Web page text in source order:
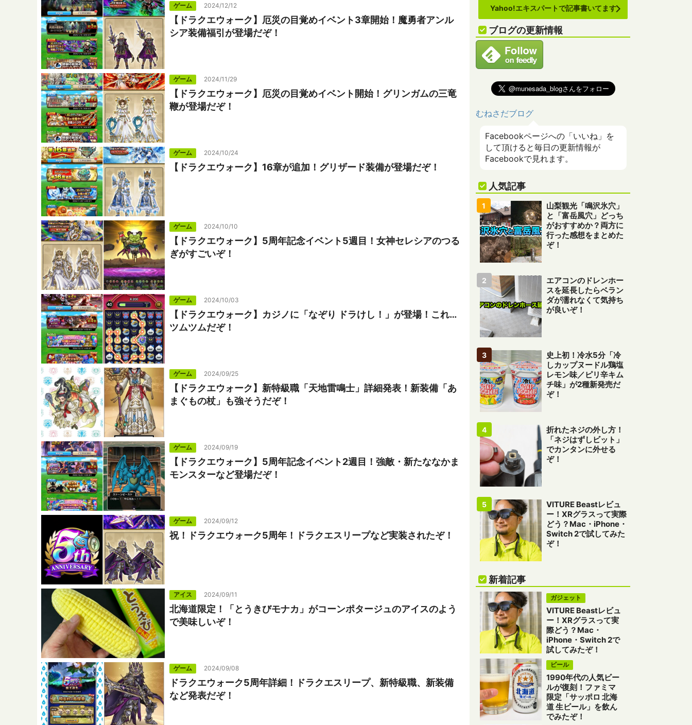
ゲーム 2024/12/12
【ドラクエウォーク】厄災の目覚めイベント3章開始！魔勇者アンル
シア装備福引が登場だぞ！
ゲーム 2024/11/29
【ドラクエウォーク】厄災の目覚めイベント開始！グリンガムの三竜
鞭が登場だぞ！
ゲーム 2024/10/24
【ドラクエウォーク】16章が追加！グリザード装備が登場だぞ！
ゲーム 2024/10/10
【ドラクエウォーク】5周年記念イベント5週目！女神セレシアのつる
ぎがすごいぞ！
ゲーム 2024/10/03
【ドラクエウォーク】カジノに「なぞり ドラけし！」が登場！これ…
ツムツムだぞ！
ゲーム 2024/09/25
【ドラクエウォーク】新特級職「天地雷鳴士」詳細発表！新装備「あ
まぐもの杖」も強そうだぞ！
ゲーム 2024/09/19
【ドラクエウォーク】5周年記念イベント2週目！強敵・新たななかま
モンスターなど登場だぞ！
ゲーム 2024/09/12
祝！ドラクエウォーク5周年！ドラクエスリープなど実装されたぞ！
アイス 2024/09/11
北海道限定！「とうきびモナカ」がコーンポタージュのアイスのよう
で美味しいぞ！
ゲーム 2024/09/08
ドラクエウォーク5周年詳細！ドラクエスリープ、新特級職、新装備
など発表だぞ！
Yahoo!エキスパートで記事書いてます
ブログの更新情報
むねさだブログ
Facebookページへの「いいね」を
して頂けると毎日の更新情報が
Facebookで見れます。
人気記事
山梨観光「鳴沢氷穴」
と「富岳風穴」どっち
がおすすめか？両方に
行った感想をまとめた
ぞ！
エアコンのドレンホー
スを延長したらベラン
ダが濡れなくて気持ち
が良いぞ！
史上初！冷水5分「冷
しカップヌードル鶏塩
レモン味／ピリ辛キム
チ味」が2種新発売だ
ぞ！
折れたネジの外し方！
「ネジはずしビット」
でカンタンに外せる
ぞ！
VITURE Beastレビュ
ー！XRグラスって実際
どう？Mac・iPhone・
Switch 2で試してみた
ぞ！
新着記事
ガジェット
VITURE Beastレビュ
ー！XRグラスって実
際どう？Mac・
iPhone・Switch 2で
試してみたぞ！
ビール
1990年代の人気ビー
ルが復刻！ファミマ
限定「サッポロ 北海
道 生ビール」を飲ん
でみたぞ！